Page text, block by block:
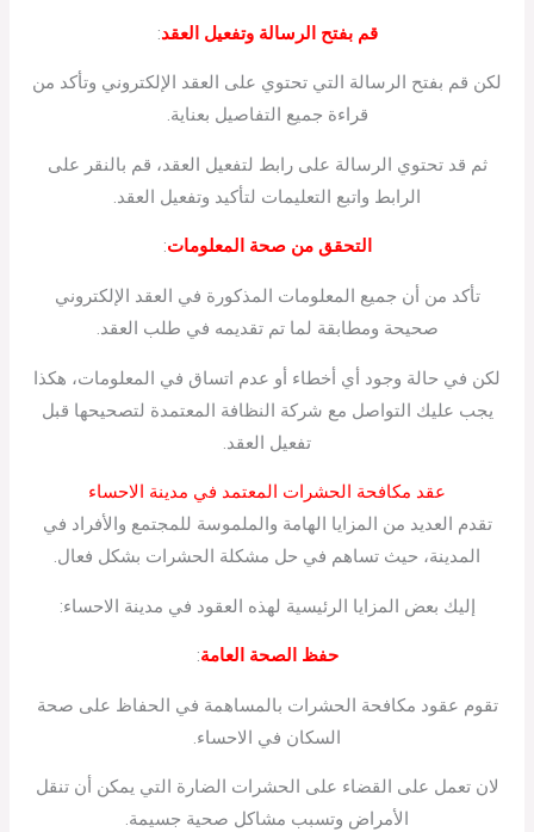
قم بفتح الرسالة وتفعيل العقد:
لكن قم بفتح الرسالة التي تحتوي على العقد الإلكتروني وتأكد من
قراءة جميع التفاصيل بعناية.
ثم قد تحتوي الرسالة على رابط لتفعيل العقد، قم بالنقر على
الرابط واتبع التعليمات لتأكيد وتفعيل العقد.
التحقق من صحة المعلومات:
تأكد من أن جميع المعلومات المذكورة في العقد الإلكتروني
صحيحة ومطابقة لما تم تقديمه في طلب العقد.
لكن في حالة وجود أي أخطاء أو عدم اتساق في المعلومات، هكذا
يجب عليك التواصل مع شركة النظافة المعتمدة لتصحيحها قبل
تفعيل العقد.
عقد مكافحة الحشرات المعتمد في مدينة الاحساء
تقدم العديد من المزايا الهامة والملموسة للمجتمع والأفراد في
المدينة، حيث تساهم في حل مشكلة الحشرات بشكل فعال.
إليك بعض المزايا الرئيسية لهذه العقود في مدينة الاحساء:
حفظ الصحة العامة:
تقوم عقود مكافحة الحشرات بالمساهمة في الحفاظ على صحة
السكان في الاحساء.
لان تعمل على القضاء على الحشرات الضارة التي يمكن أن تنقل
الأمراض وتسبب مشاكل صحية جسيمة.